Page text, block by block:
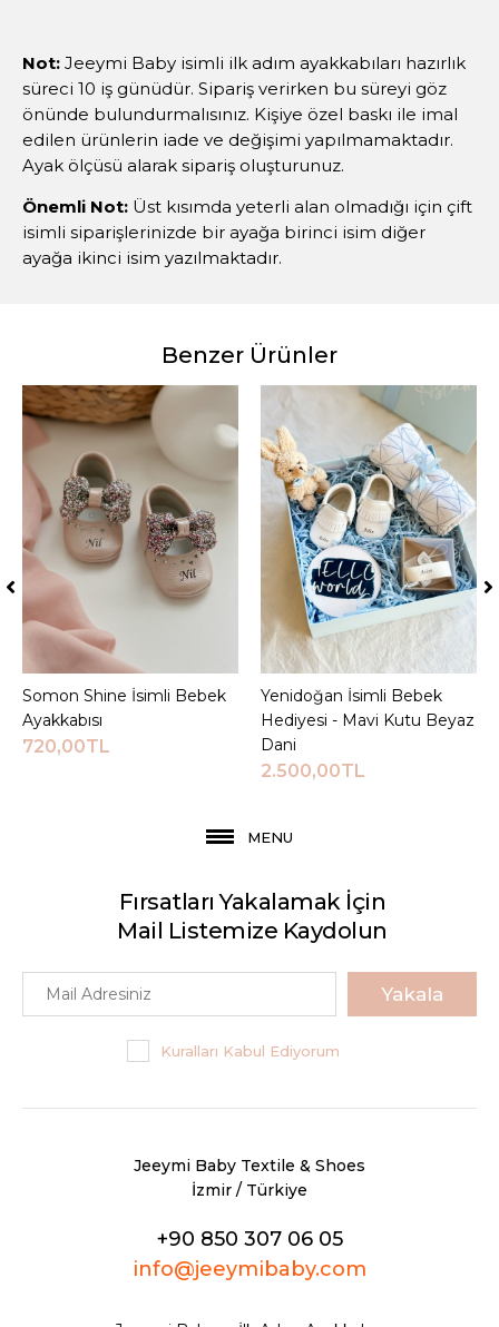
Not: Jeeymi Baby isimli ilk adım ayakkabıları hazırlık
süreci 10 iş günüdür. Sipariş verirken bu süreyi göz
önünde bulundurmalısınız. Kişiye özel baskı ile imal
edilen ürünlerin iade ve değişimi yapılmamaktadır.
Ayak ölçüsü alarak sipariş oluşturunuz.
Önemli Not: Üst kısımda yeterli alan olmadığı için çift
isimli siparişlerinizde bir ayağa birinci isim diğer
ayağa ikinci isim yazılmaktadır.
Benzer Ürünler
Sepete Ekle
Somon Shine İsimli Bebek
Ayakkabısı
720,00TL
Sepete Ekle
Yenidoğan İsimli Bebek
Hediyesi - Mavi Kutu Beyaz
Dani
2.500,00TL
MENU
Fırsatları Yakalamak İçin
Mail Listemize Kaydolun
Yakala
Kuralları Kabul Ediyorum
Jeeymi Baby Textile & Shoes
İzmir / Türkiye
+90 850 307 06 05
info@jeeymibaby.com